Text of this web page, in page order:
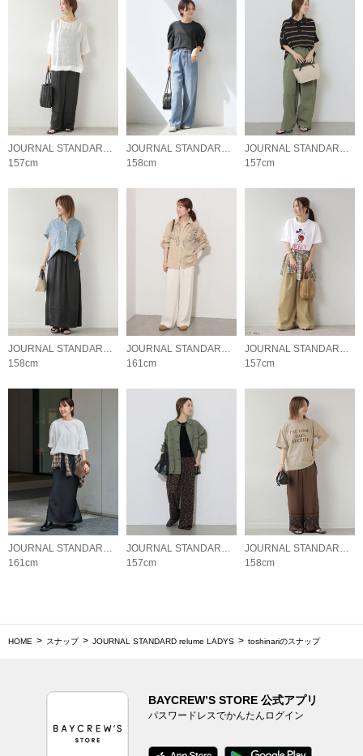
JOURNAL STANDARD relume LADYS
157cm
JOURNAL STANDARD relume LADYS
158cm
JOURNAL STANDARD relume LADYS
157cm
158cm
161cm
157cm
161cm
157cm
158cm
HOME スナップ JOURNAL STANDARD relume LADYS toshinariのスナップ
BAYCREW’S STORE 公式アプリ
パスワードレスでかんたんログイン